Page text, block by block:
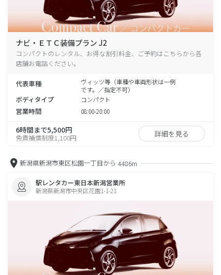
ナビ・ＥＴＣ装備プラン J2
コンパクトのレンタル、お得な割引料金、ご予約はこちらから各
店舗お電話ください。
代表車種
ヴィッツ等（車種や車両形状は一例
です。／指定不可）
ボディタイプ コンパクト
営業時間 08:00-20:00
6時間まで5,500円
免責補償制度1,100円 詳細を見る
新潟県新潟市東区松園一丁目から 4486m
駅レンタカー東日本新潟営業所
新潟県新潟市中央区花園1-1-21